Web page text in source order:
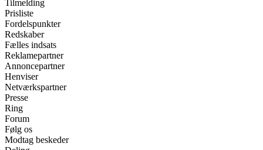
Tilmelding
Prisliste
Fordelspunkter
Redskaber
Fælles indsats
Reklamepartner
Annoncepartner
Henviser
Netværkspartner
Presse
Ring
Forum
Følg os
Modtag beskeder